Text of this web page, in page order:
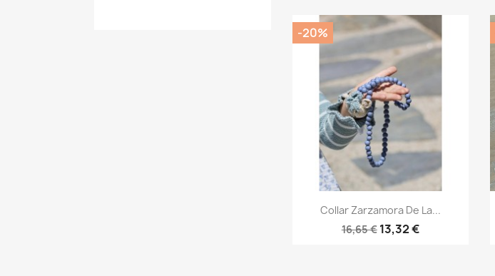
Vista rápida
Collar Zarzamora De La...
16,65 € 13,32 €
-20%